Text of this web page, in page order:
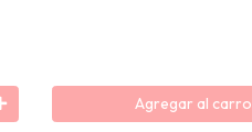
Agregar al carro